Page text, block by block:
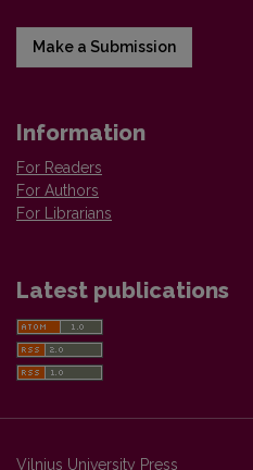
Make a Submission
Information
For Readers
For Authors
For Librarians
Latest publications
Vilnius University Press